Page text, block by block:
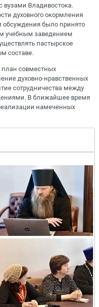
вузами Владивостока.
духовного окормления
обсуждения было принято
учебным заведением
пастырское
составе.
совместных
духовно-нравственных
сотрудничества между
В ближайшее время
намеченных